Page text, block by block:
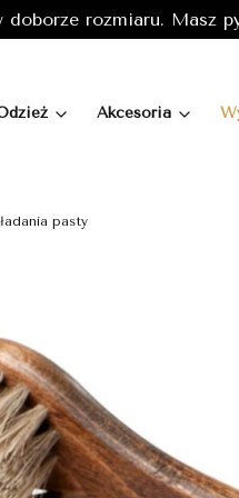
doborze rozmiaru. Masz
Akcesoria
pasty